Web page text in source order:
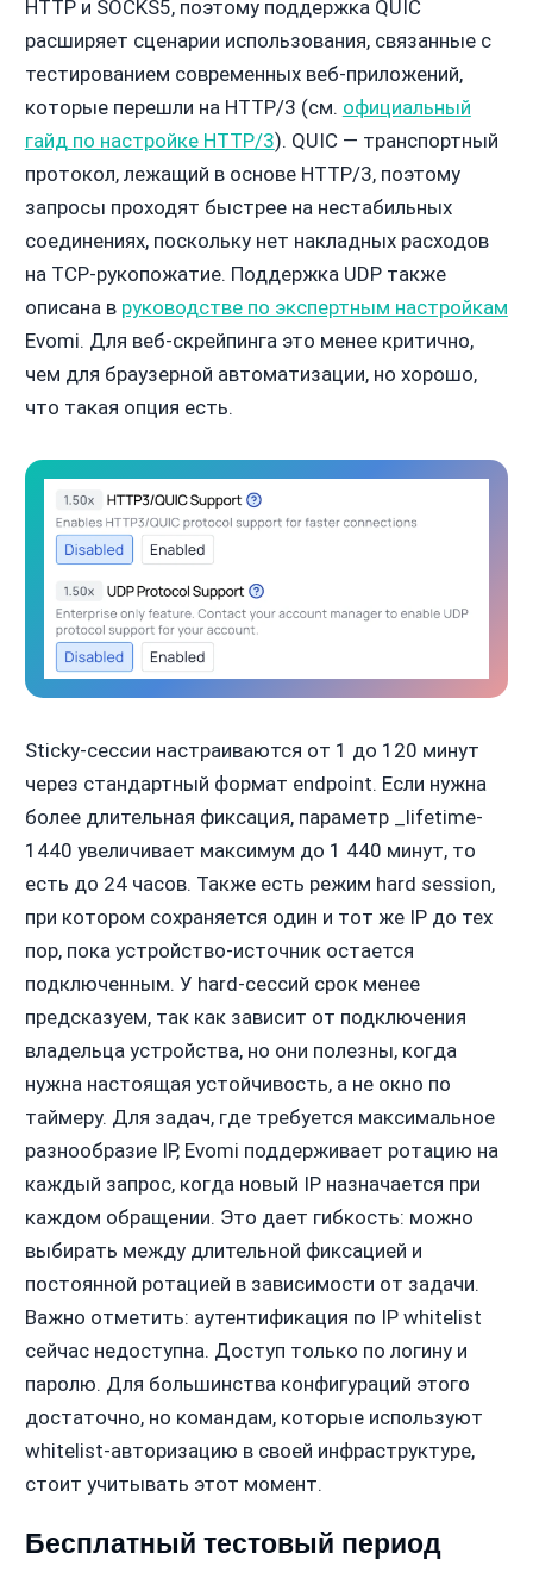
HTTP и SOCKS5, поэтому поддержка QUIC
расширяет сценарии использования, связанные с
тестированием современных веб-приложений,
которые перешли на HTTP/3 (см. официальный
гайд по настройке HTTP/3). QUIC — транспортный
протокол, лежащий в основе HTTP/3, поэтому
запросы проходят быстрее на нестабильных
соединениях, поскольку нет накладных расходов
на TCP-рукопожатие. Поддержка UDP также
описана в руководстве по экспертным настройкам
Evomi. Для веб-скрейпинга это менее критично,
чем для браузерной автоматизации, но хорошо,
что такая опция есть.
Sticky-сессии настраиваются от 1 до 120 минут
через стандартный формат endpoint. Если нужна
более длительная фиксация, параметр _lifetime-
1440 увеличивает максимум до 1 440 минут, то
есть до 24 часов. Также есть режим hard session,
при котором сохраняется один и тот же IP до тех
пор, пока устройство-источник остается
подключенным. У hard-сессий срок менее
предсказуем, так как зависит от подключения
владельца устройства, но они полезны, когда
нужна настоящая устойчивость, а не окно по
таймеру. Для задач, где требуется максимальное
разнообразие IP, Evomi поддерживает ротацию на
каждый запрос, когда новый IP назначается при
каждом обращении. Это дает гибкость: можно
выбирать между длительной фиксацией и
постоянной ротацией в зависимости от задачи.
Важно отметить: аутентификация по IP whitelist
сейчас недоступна. Доступ только по логину и
паролю. Для большинства конфигураций этого
достаточно, но командам, которые используют
whitelist-авторизацию в своей инфраструктуре,
стоит учитывать этот момент.
Бесплатный тестовый период